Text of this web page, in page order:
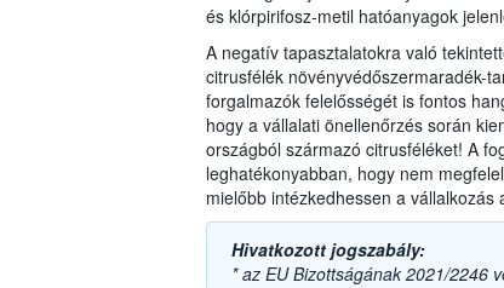
és klórpirifosz-metil hatóanyagok
A negatív tapasztalatokra való
citrusfélék növényvédőszermaradék-
forgalmazók felelősségét is fontos
hogy a vállalati önellenőrzés során
országból származó citrusféléket! A
leghatékonyabban, hogy nem
mielőbb intézkedhessen a
Hivatkozott jogszabály:
* az EU Bizottságának 2021/2246